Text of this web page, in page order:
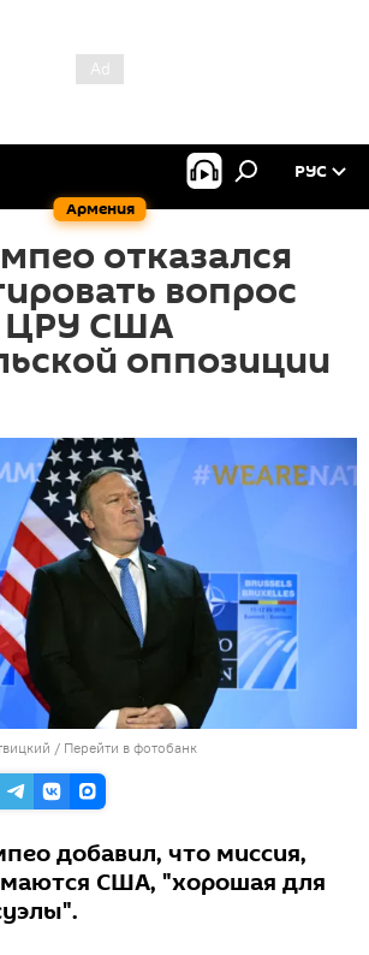
Армения
РУС
отказался
вопрос
США
оппозиции
/ Перейти в фотобанк
добавил, что миссия,
США, "хорошая для